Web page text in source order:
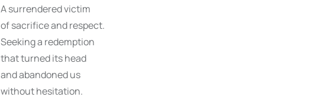
A surrendered victim
of sacrifice and respect.
Seeking a redemption
that turned its head
and abandoned us
without hesitation.